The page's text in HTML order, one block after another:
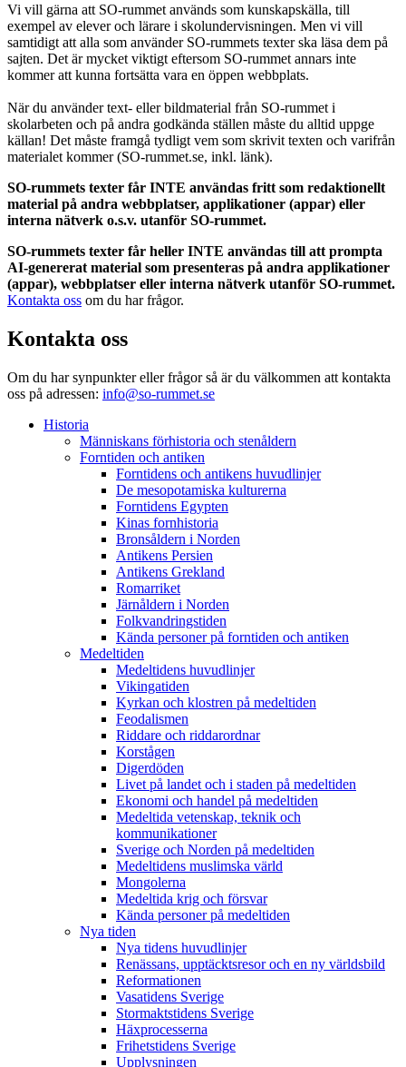
Vi vill gärna att SO-rummet används som kunskapskälla, till
exempel av elever och lärare i skolundervisningen. Men vi vill
samtidigt att alla som använder SO-rummets texter ska läsa dem på
sajten. Det är mycket viktigt eftersom SO-rummet annars inte
kommer att kunna fortsätta vara en öppen webbplats.
När du använder text- eller bildmaterial från SO-rummet i
skolarbeten och på andra godkända ställen måste du alltid uppge
källan! Det måste framgå tydligt vem som skrivit texten och varifrån
materialet kommer (SO-rummet.se, inkl. länk).
SO-rummets texter får INTE användas fritt som redaktionellt
material på andra webbplatser, applikationer (appar) eller
interna nätverk o.s.v. utanför SO-rummet.
SO-rummets texter får heller INTE användas till att prompta
AI-genererat material som presenteras på andra applikationer
(appar), webbplatser eller interna nätverk utanför SO-rummet.
Kontakta oss om du har frågor.
Kontakta oss
Om du har synpunkter eller frågor så är du välkommen att kontakta
oss på adressen: info@so-rummet.se
Historia
Människans förhistoria och stenåldern
Forntiden och antiken
Forntidens och antikens huvudlinjer
De mesopotamiska kulturerna
Forntidens Egypten
Kinas fornhistoria
Bronsåldern i Norden
Antikens Persien
Antikens Grekland
Romarriket
Järnåldern i Norden
Folkvandringstiden
Kända personer på forntiden och antiken
Medeltiden
Medeltidens huvudlinjer
Vikingatiden
Kyrkan och klostren på medeltiden
Feodalismen
Riddare och riddarordnar
Korstågen
Digerdöden
Livet på landet och i staden på medeltiden
Ekonomi och handel på medeltiden
Medeltida vetenskap, teknik och
kommunikationer
Sverige och Norden på medeltiden
Medeltidens muslimska värld
Mongolerna
Medeltida krig och försvar
Kända personer på medeltiden
Nya tiden
Nya tidens huvudlinjer
Renässans, upptäcktsresor och en ny världsbild
Reformationen
Vasatidens Sverige
Stormaktstidens Sverige
Häxprocesserna
Frihetstidens Sverige
Upplysningen